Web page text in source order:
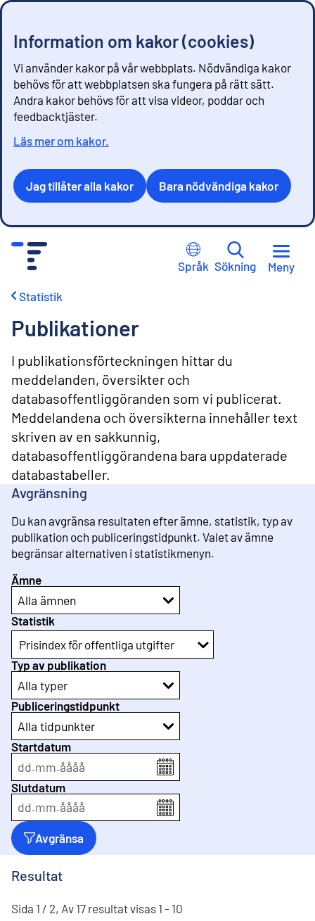
Information om kakor (cookies)
Vi använder kakor på vår webbplats. Nödvändiga kakor
behövs för att webbplatsen ska fungera på rätt sätt.
Andra kakor behövs för att visa videor, poddar och
feedbacktjäster.
Läs mer om kakor.
Jag tillåter alla kakor Bara nödvändiga kakor
Språk Sökning Meny
Statistik
Publikationer
I publikationsförteckningen hittar du
meddelanden, översikter och
databasoffentliggöranden som vi publicerat.
Meddelandena och översikterna innehåller text
skriven av en sakkunnig,
databasoffentliggörandena bara uppdaterade
databastabeller.
Avgränsning
Du kan avgränsa resultaten efter ämne, statistik, typ av
publikation och publiceringstidpunkt. Valet av ämne
begränsar alternativen i statistikmenyn.
Ämne
Alla ämnen
Statistik
Prisindex för offentliga utgifter
Typ av publikation
Alla typer
Publiceringstidpunkt
Alla tidpunkter
Startdatum
dd.mm.åååå
Slutdatum
dd.mm.åååå
Avgränsa
Resultat
Sida 1 / 2, Av 17 resultat visas 1 - 10